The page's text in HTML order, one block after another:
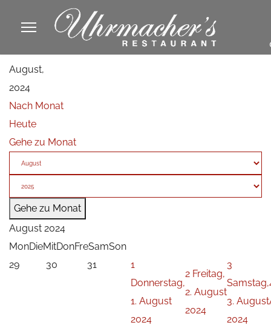
August,
2024
Nach Monat
Heute
Gehe zu Monat
Gehe zu Monat
August 2024
MonDieMitDonFreSamSon
29
30 31
1
Donnerstag,
1. August
2024
2 Freitag,
2. August
2024
3
Samstag,
3. August
2024